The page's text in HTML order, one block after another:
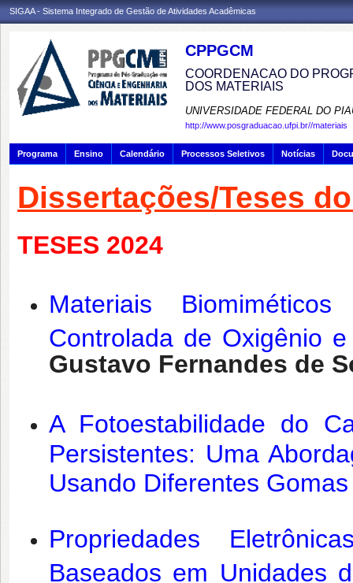
SIGAA - Sistema Integrado de Gestão de Atividades Acadêmicas
CPPGCM
COORDENACAO DO
DOS MATERIAIS
UNIVERSIDADE FEDERAL DO
http://www.posgraduacao.ufpi.br//materiais
Programa Ensino Calendário Processos Seletivos Notícias
Dissertações/Teses
TESES 2024
Materiais
Controlada de Oxigênio
Gustavo Fernandes de
A Fotoestabilidade do
Persistentes: Uma
Usando Diferentes
Propriedades
Baseados em Unidades